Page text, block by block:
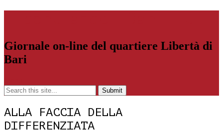
Giornale on-line del quartiere Libertà di
Bari
ALLA FACCIA DELLA
DIFFERENZIATA